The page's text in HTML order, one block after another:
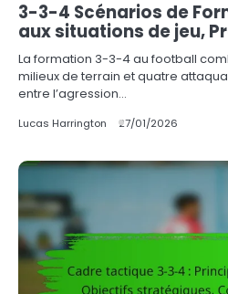
3-3-4 Scénarios de
aux situations de jeu,
La formation 3-3-4 au football
milieux de terrain et quatre
entre l’agression…
Lucas Harrington 27/01/2026